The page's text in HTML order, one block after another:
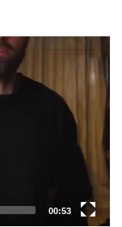
Total
duration
00:53